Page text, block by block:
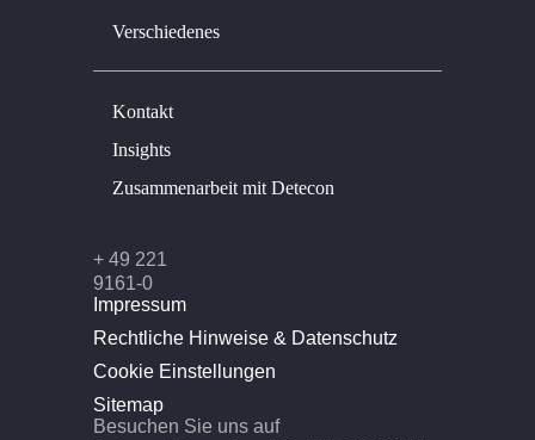
Verschiedenes
Kontakt
Insights
Zusammenarbeit mit Detecon
Impressum
Rechtliche Hinweise & Datenschutz
Cookie Einstellungen
Sitemap
+ 49 221
9161-0
Besuchen Sie uns auf